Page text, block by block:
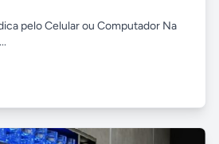
pelo Celular ou Computador Na